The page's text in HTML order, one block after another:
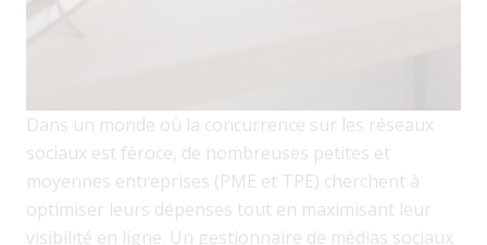
Dans un monde où la concurrence sur les réseaux
sociaux est féroce, de nombreuses petites et
moyennes entreprises (PME et TPE) cherchent à
optimiser leurs dépenses tout en maximisant leur
visibilité en ligne. Un gestionnaire de médias sociaux